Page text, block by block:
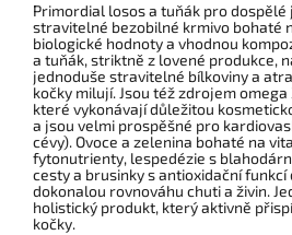
Primordial losos a tuňák pro dospělé
stravitelné bezobilné krmivo bohaté
biologické hodnoty a vhodnou
a tuňák, striktně z lovené produkce,
jednoduše stravitelné bílkoviny a
kočky milují. Jsou též zdrojem
které vykonávají důležitou
a jsou velmi prospěšné pro
cévy). Ovoce a zelenina bohaté na
fytonutrienty, lespedézie s
cesty a brusinky s antioxidační
dokonalou rovnováhu chuti a živin.
holistický produkt, který aktivně
kočky.